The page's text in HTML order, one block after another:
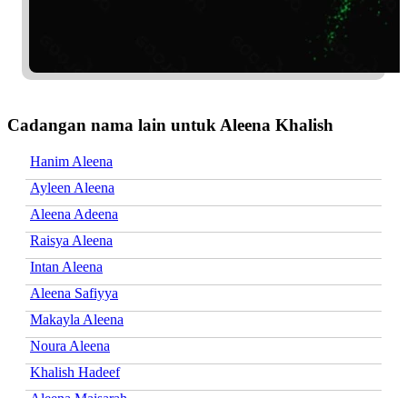
Cadangan nama lain untuk Aleena Khalish
Hanim Aleena
Ayleen Aleena
Aleena Adeena
Raisya Aleena
Intan Aleena
Aleena Safiyya
Makayla Aleena
Noura Aleena
Khalish Hadeef